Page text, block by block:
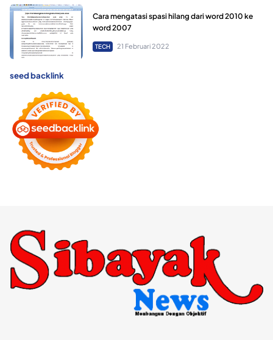
Cara mengatasi spasi hilang dari word 2010 ke
word 2007
TECH 21 Februari 2022
seed backlink